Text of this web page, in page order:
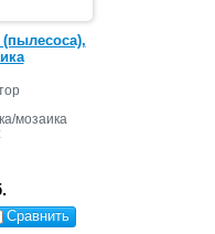
мозаика
Сравнить